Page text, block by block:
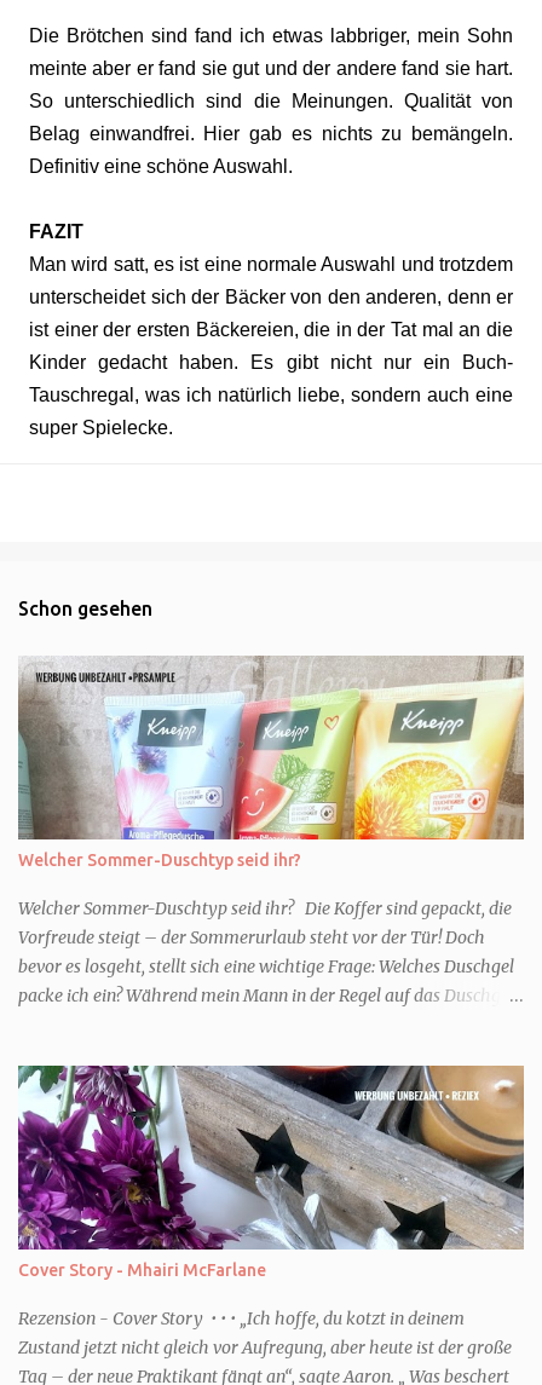
Die Brötchen sind fand ich etwas labbriger, mein Sohn
meinte aber er fand sie gut und der andere fand sie hart.
So unterschiedlich sind die Meinungen. Qualität von
Belag einwandfrei. Hier gab es nichts zu bemängeln.
Definitiv eine schöne Auswahl.
FAZIT
Man wird satt, es ist eine normale Auswahl und trotzdem
unterscheidet sich der Bäcker von den anderen, denn er
ist einer der ersten Bäckereien, die in der Tat mal an die
Kinder gedacht haben. Es gibt nicht nur ein Buch-
Tauschregal, was ich natürlich liebe, sondern auch eine
super Spielecke.
Schon gesehen
Welcher Sommer-Duschtyp seid ihr?
Welcher Sommer-Duschtyp seid ihr? Die Koffer sind gepackt, die
Vorfreude steigt – der Sommerurlaub steht vor der Tür! Doch
bevor es losgeht, stellt sich eine wichtige Frage: Welches Duschgel
packe ich ein? Während mein Mann in der Regel auf das Duschgel
Urlaub Entspannung und Wellness. Falls ihr ähnlich denkt, lasst
uns doch herausfinden, welcher Duschtyp ihr seid. TYP
GENIESSER Egal, ob Strand oder Städtetrip - für euch gehört
gutes Essen, ein guter Wein oder Cocktail, vielleicht ein gutes Buch
dazu. Ihr liebt es Sonnenuntergänge zu beobachten und genießt
einfach jeden Moment. Dann seid ihr wie ich der Typ Genießer.
Hier empfehle ich tatsächlich Düfte die zur Jahreszeit passen, weil
ihr dann bessere entspannen könnt. Zum Beispiel ein Duschgel mit
einem frisch-fruchtigen Duft, wie die Kneipp Aroma-Pflegedusche
“ Sommer Flirt ...
Cover Story - Mhairi McFarlane
Rezension - Cover Story • • • „Ich hoffe, du kotzt in deinem
Zustand jetzt nicht gleich vor Aufregung, aber heute ist der große
Tag – der neue Praktikant fängt an“, sagte Aaron. „ Was beschert